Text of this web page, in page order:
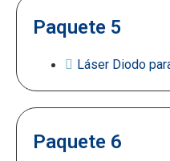
Paquete 5
Láser Diodo
Paquete 6